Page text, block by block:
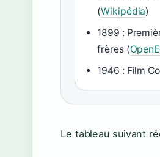
(Wikipédia)
1899 :
frères (
1946 : Film
Le tableau suivant